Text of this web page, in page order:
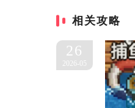
相关攻略
26
2026-05